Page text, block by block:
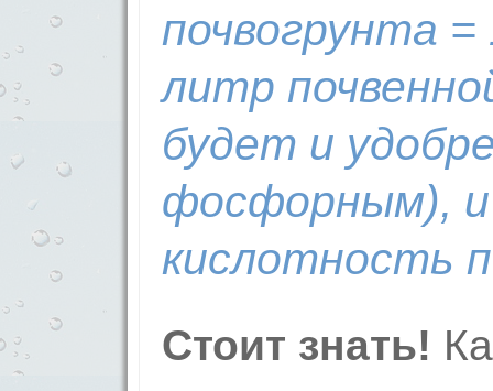
почвогрунта
литр
будет и
фосфорным),
кислотность
Стоит знать!